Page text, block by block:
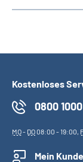
Kostenloses
0800
MO- DO08:00 - 19:00,
Mein